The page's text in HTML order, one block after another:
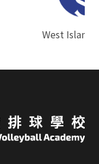
West Island